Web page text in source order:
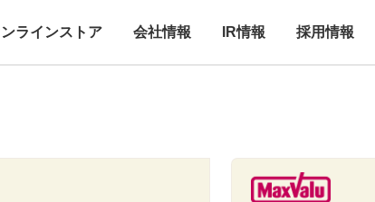
ラインストア 会社情報 IR情報 採用情報